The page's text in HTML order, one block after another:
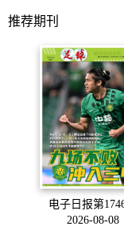
推荐期刊
电子日报第
2026-08-08